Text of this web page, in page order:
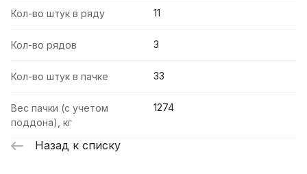
Кол-во штук в ряду 11
Кол-во рядов 3
Кол-во штук в пачке 33
Вес пачки (с учетом
поддона), кг
1274
Назад к списку